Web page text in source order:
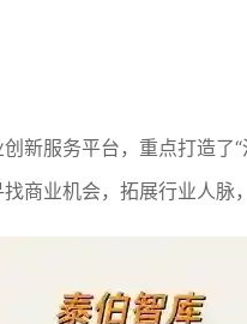
新服务平台，重点打造了
商业机会，拓展行业人脉